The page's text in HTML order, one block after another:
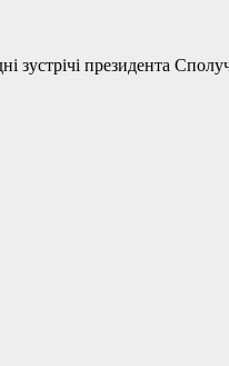
президента